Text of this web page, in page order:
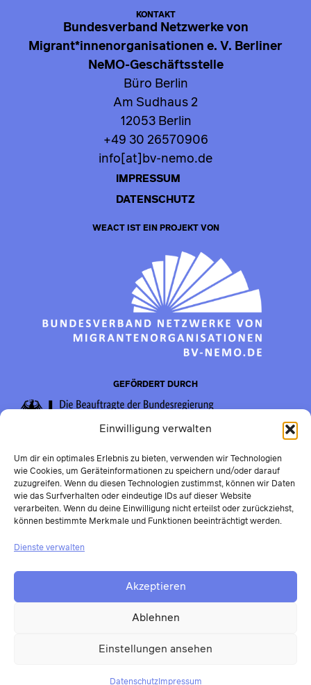
Einwilligung verwalten
Um dir ein optimales Erlebnis zu bieten, verwenden wir Technologien
wie Cookies, um Geräteinformationen zu speichern und/oder darauf
zuzugreifen. Wenn du diesen Technologien zustimmst, können wir Daten
wie das Surfverhalten oder eindeutige IDs auf dieser Website
verarbeiten. Wenn du deine Einwilligung nicht erteilst oder zurückziehst,
können bestimmte Merkmale und Funktionen beeinträchtigt werden.
Dienste verwalten
Akzeptieren
Ablehnen
Einstellungen ansehen
DatenschutzImpressum
KONTAKT
Bundesverband Netzwerke von
Migrant*innenorganisationen e. V. Berliner
NeMO-Geschäftsstelle
Büro Berlin
Am Sudhaus 2
12053 Berlin
+49 30 26570906
info[at]bv-nemo.de
IMPRESSUM
DATENSCHUTZ
WEACT IST EIN PROJEKT VON
GEFÖRDERT DURCH